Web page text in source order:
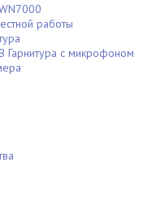
работы
Гарнитура с микрофоном